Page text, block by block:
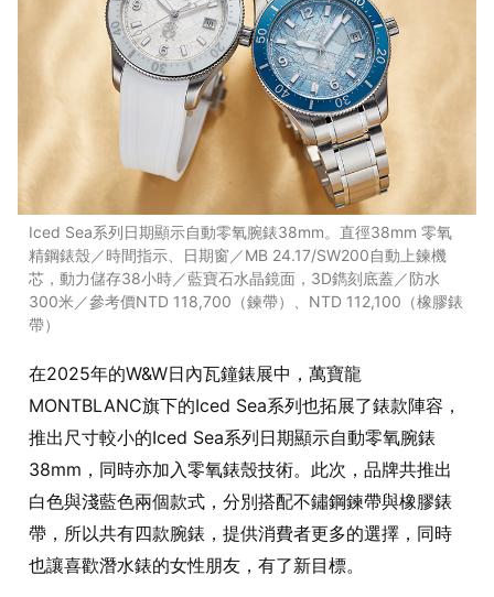
Iced Sea系列日期顯示自動零氧腕錶38mm。直徑38mm 零氧
精鋼錶殼／時間指示、日期窗／MB 24.17/SW200自動上鍊機
芯，動力儲存38小時／藍寶石水晶鏡面，3D鐫刻底蓋／防水
300米／參考價NTD 118,700（鍊帶）、NTD 112,100（橡膠錶
帶）
在2025年的W&W日內瓦鐘錶展中，萬寶龍
MONTBLANC旗下的Iced Sea系列也拓展了錶款陣容，
推出尺寸較小的Iced Sea系列日期顯示自動零氧腕錶
38mm，同時亦加入零氧錶殼技術。此次，品牌共推出
白色與淺藍色兩個款式，分別搭配不鏽鋼鍊帶與橡膠錶
帶，所以共有四款腕錶，提供消費者更多的選擇，同時
也讓喜歡潛水錶的女性朋友，有了新目標。